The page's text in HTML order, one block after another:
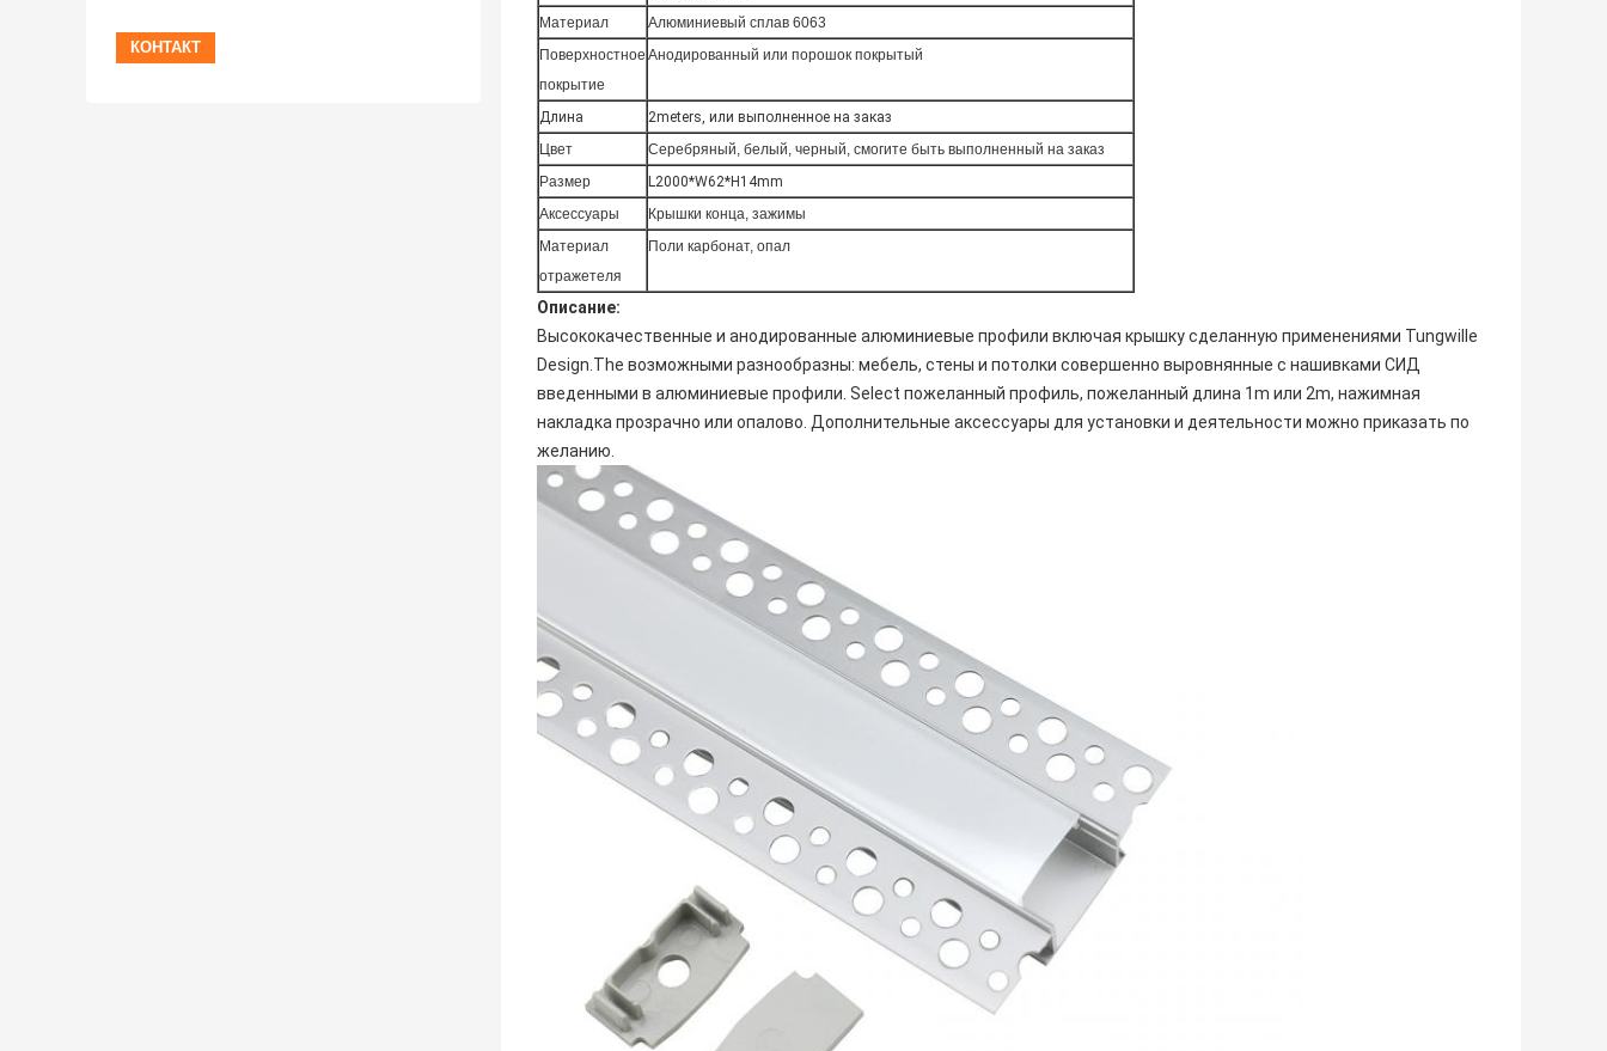
Материал
Алюминиевый сплав 6063
Поверхностное
покрытие
Анодированный или порошок покрытый
Длина
2meters, или выполненное на заказ
Цвет
Серебряный, белый, черный, смогите быть выполненный на заказ
Размер
L2000*W62*H14mm
Аксессуары
Крышки конца, зажимы
Материал
отражетеля
Поли карбонат, опал
Описание:
Высококачественные и анодированные алюминиевые профили включая крышку сделанную применениями Tungwille
Design.The возможными разнообразны: мебель, стены и потолки совершенно выровнянные с нашивками СИД
введенными в алюминиевые профили. Select пожеланный профиль, пожеланный длина 1m или 2m, нажимная
накладка прозрачно или опалово. Дополнительные аксессуары для установки и деятельности можно приказать по
желанию.